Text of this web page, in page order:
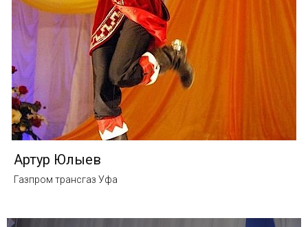
Артур Юлыев
Газпром трансгаз Уфа